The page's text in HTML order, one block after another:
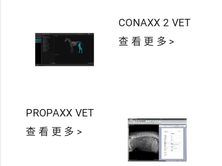
CONAXX 2 VET
查 看 更 多 >
PROPAXX VET
查 看 更 多 >